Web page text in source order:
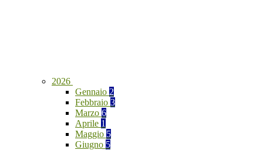
2026
Gennaio 2
Febbraio 3
Marzo 6
Aprile 1
Maggio 5
Giugno 5